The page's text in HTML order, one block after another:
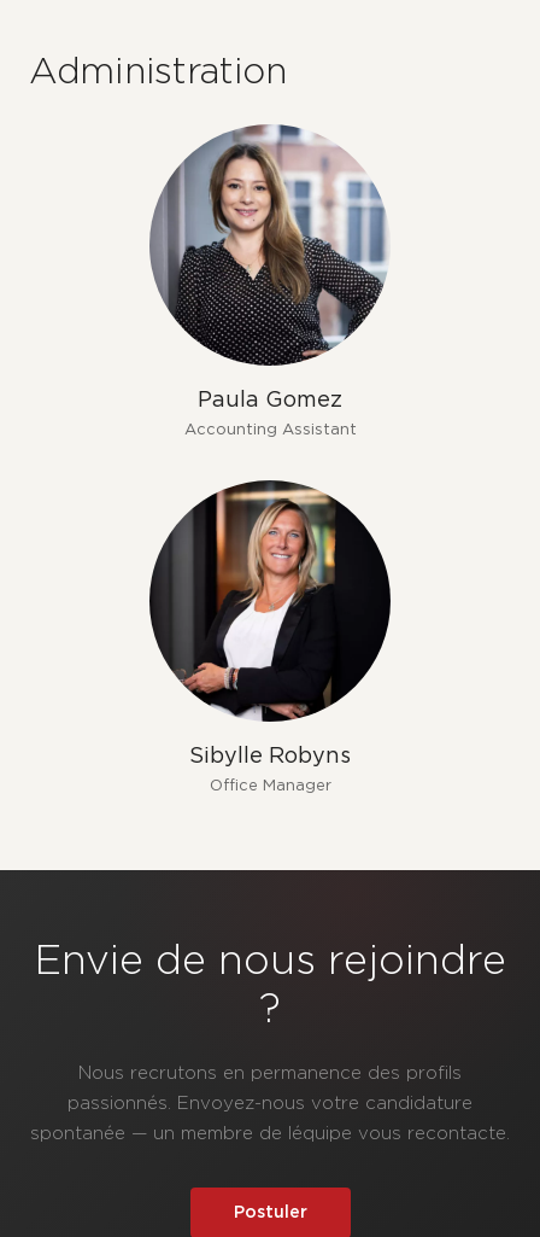
Administration
Paula Gomez
Accounting Assistant
Sibylle Robyns
Office Manager
Envie de nous rejoindre
?
Nous recrutons en permanence des profils
passionnés. Envoyez-nous votre candidature
spontanée — un membre de léquipe vous recontacte.
Postuler